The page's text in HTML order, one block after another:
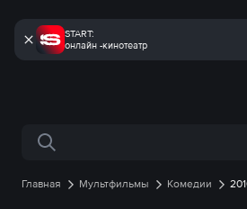
START:
онлайн -кинотеатр
Поиск по сайту
Главная Мультфильмы Комедии